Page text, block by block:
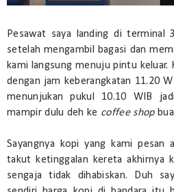
Pesawat saya landing di terminal
setelah mengambil bagasi dan
kami langsung menuju pintu
dengan jam keberangkatan 11.20
menunjukan pukul 10.10 WIB
mampir dulu deh ke coffee shop
Sayangnya kopi yang kami pesan
takut ketinggalan kereta akhirnya
sengaja tidak dihabiskan. Duh